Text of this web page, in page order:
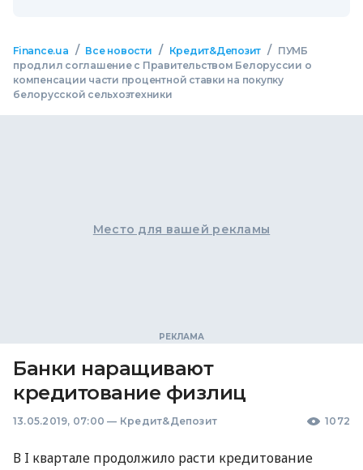
Finance.ua / Все новости / Кредит&Депозит /
ПУМБ
продлил соглашение с Правительством Белоруссии о
компенсации части процентной ставки на покупку
белорусской сельхозтехники
Место для вашей рекламы
Банки наращивают
кредитование физлиц
13.05.2019, 07:00 — Кредит&Депозит 1072
В I квартале продолжило расти кредитование